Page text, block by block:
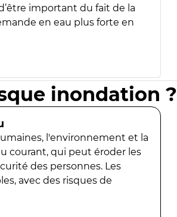
important du fait de la
en eau plus forte en
inondation ?
l'environnement et la
courant, qui peut éroder les
des personnes. Les
avec des risques de